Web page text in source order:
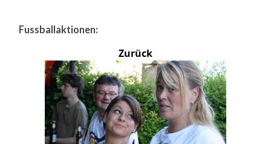
Fussballaktionen:
Zurück